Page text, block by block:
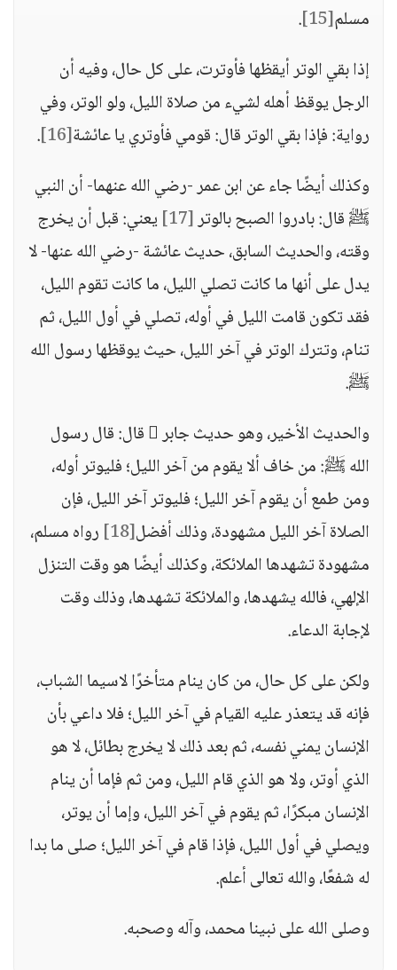
مسلم[15]
.
إذا بقي الوتر أيقظها فأوترت، على كل حال، وفيه أن
الرجل يوقظ أهله لشيء من صلاة الليل، ولو الوتر، وفي
رواية: فإذا بقي الوتر قال: قومي فأوتري يا عائشة[16]
.
وكذلك أيضًا جاء عن ابن عمر -رضي الله عنهما- أن النبي
ﷺ قال: بادروا الصبح بالوتر[17]
يعني: قبل أن يخرج
وقته، والحديث السابق، حديث عائشة -رضي الله عنها- لا
يدل على أنها ما كانت تصلي الليل، ما كانت تقوم الليل،
فقد تكون قامت الليل في أوله، تصلي في أول الليل، ثم
تنام، وتترك الوتر في آخر الليل، حيث يوقظها رسول الله
ﷺ.
والحديث الأخير، وهو حديث جابر  قال: قال رسول
الله ﷺ: من خاف ألا يقوم من آخر الليل؛ فليوتر أوله،
ومن طمع أن يقوم آخر الليل؛ فليوتر آخر الليل، فإن
الصلاة آخر الليل مشهودة، وذلك أفضل[18]
رواه مسلم،
مشهودة تشهدها الملائكة، وكذلك أيضًا هو وقت التنزل
الإلهي، فالله يشهدها، والملائكة تشهدها، وذلك وقت
لإجابة الدعاء.
ولكن على كل حال، من كان ينام متأخرًا لاسيما الشباب،
فإنه قد يتعذر عليه القيام في آخر الليل؛ فلا داعي بأن
الإنسان يمني نفسه، ثم بعد ذلك لا يخرج بطائل، لا هو
الذي أوتر، ولا هو الذي قام الليل، ومن ثم فإما أن ينام
الإنسان مبكرًا، ثم يقوم في آخر الليل، وإما أن يوتر،
ويصلي في أول الليل، فإذا قام في آخر الليل؛ صلى ما بدا
له شفعًا، والله تعالى أعلم.
وصلى الله على نبينا محمد، وآله وصحبه.